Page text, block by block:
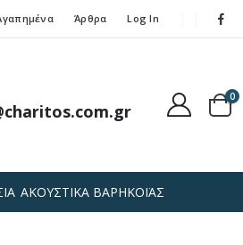
Άρθρα Log In
0
ΑΚΟΥΣΤΙΚΑ ΒΑΡΗΚΟΪΑΣ